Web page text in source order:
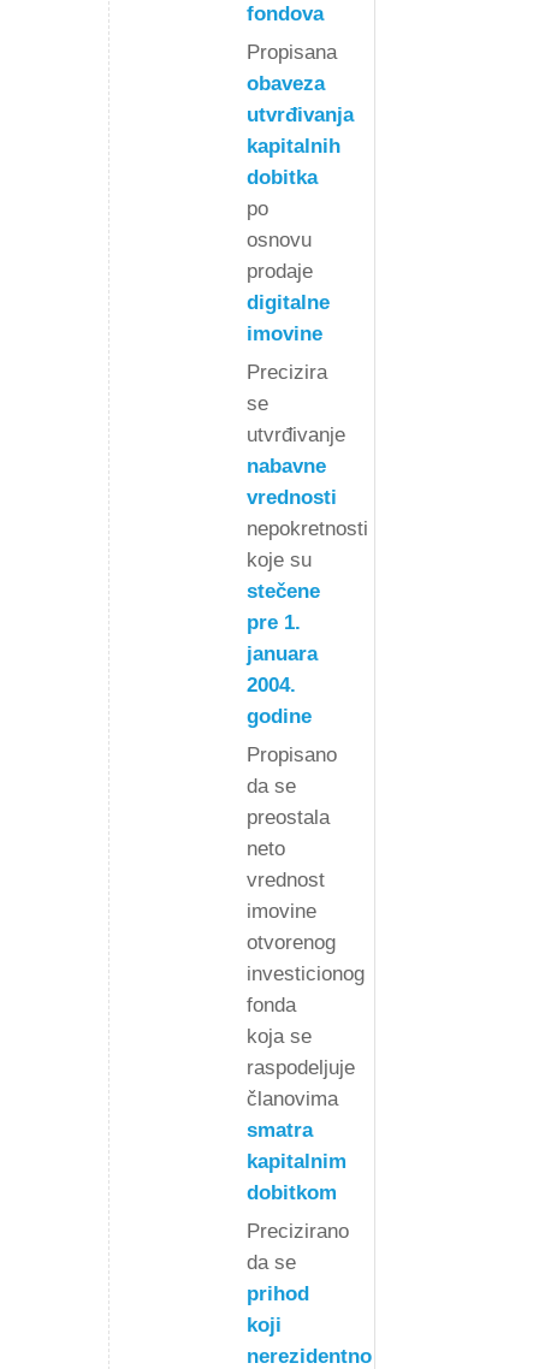
fondova
Propisana
obaveza
utvrđivanja
kapitalnih
dobitka
po
osnovu
prodaje
digitalne
imovine
Precizira
se
utvrđivanje
nabavne
vrednosti
nepokretnosti
koje su
stečene
pre 1.
januara
2004.
godine
Propisano
da se
preostala
neto
vrednost
imovine
otvorenog
investicionog
fonda
koja se
raspodeljuje
članovima
smatra
kapitalnim
dobitkom
Precizirano
da se
prihod
koji
nerezidentno